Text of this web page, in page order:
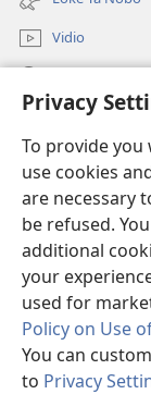
Privacy
To provide you
use cookies
are necessary
be refused.
additional
your
used for
Policy on Use
You can
to Privacy
window)
Vidio
(opens
window)BIBLIOTEKA
(opens
new
window)JW Hub ®
(opens
new
window)
Copyright© 2026
KONDISHONNAN